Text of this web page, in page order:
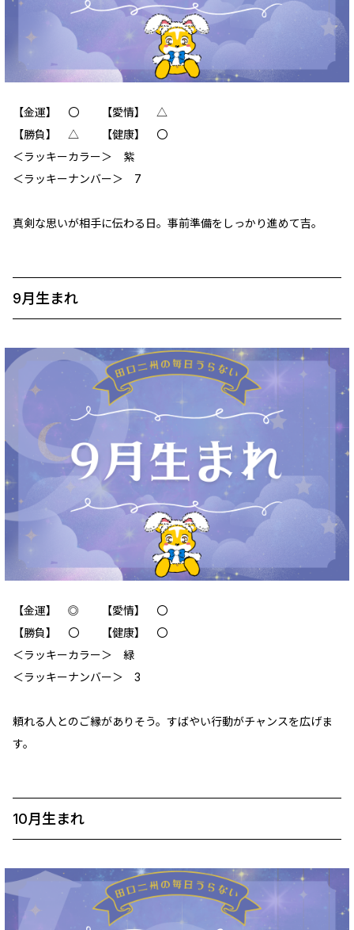
【金運】 〇 【愛情】 △
【勝負】 △ 【健康】 〇
＜ラッキーカラー＞ 紫
＜ラッキーナンバー＞ 7
真剣な思いが相手に伝わる日。事前準備をしっかり進めて吉。
9月生まれ
【金運】 ◎ 【愛情】 〇
【勝負】 〇 【健康】 〇
＜ラッキーカラー＞ 緑
＜ラッキーナンバー＞ 3
頼れる人とのご縁がありそう。すばやい行動がチャンスを広げま
す。
10月生まれ